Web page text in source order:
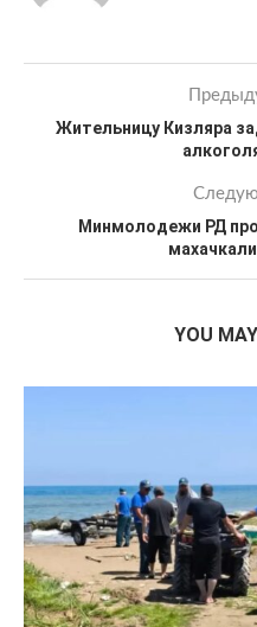
Жительницу Кизляра
Минмолодежи РД
YOU